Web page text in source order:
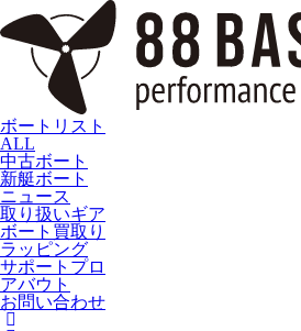
ボートリスト
ALL
中古ボート
新艇ボート
ニュース
取り扱いギア
ボート買取り
ラッピング
サポートプロ
アバウト
お問い合わせ